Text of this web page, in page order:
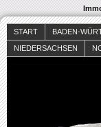
START BADEN-
NIEDERSACHSEN